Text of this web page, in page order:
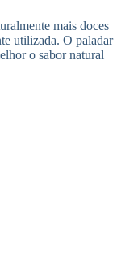
mais doces
utilizada. O paladar
o sabor natural